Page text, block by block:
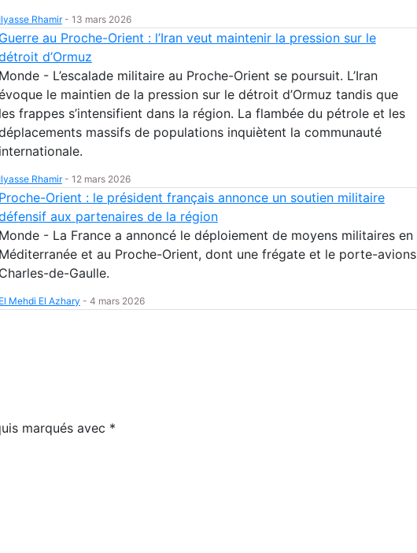
Ilyasse Rhamir- 13 mars 2026
Guerre au Proche-Orient : l’Iran veut maintenir la pression sur le
d’Ormuz
Monde - L’escalade militaire au Proche-Orient se poursuit. L’Iran
le maintien de la pression sur le détroit d’Ormuz tandis que
les frappes s’intensifient dans la région. La flambée du pétrole et les
massifs de populations inquiètent la communauté
internationale.
Ilyasse Rhamir- 12 mars 2026
Proche-Orient : le président français annonce un soutien militaire
aux partenaires de la région
Monde - La France a annoncé le déploiement de moyens militaires en
Méditerranée et au Proche-Orient, dont une frégate et le porte-avions
Charles-de-Gaulle.
El Mehdi El Azhary - 4 mars 2026
marqués avec *